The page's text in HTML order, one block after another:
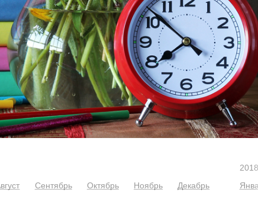
Сентябрь Октябрь Ноябрь Декабрь
2018